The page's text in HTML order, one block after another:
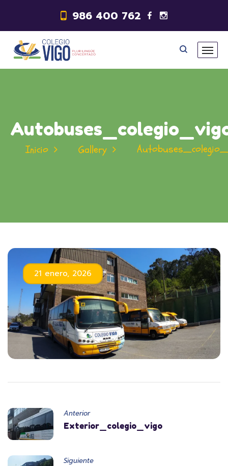
986 400 762
Inicio Gallery
21 enero, 2026
Anterior
Exterior_colegio_vigo
Siguiente